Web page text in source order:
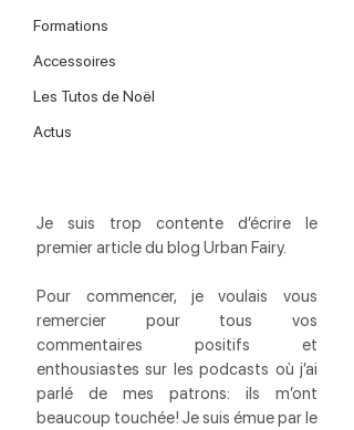
Formations
Accessoires
Les Tutos de Noël
Actus
Je suis trop contente d’écrire le
premier article du blog Urban Fairy.
Pour commencer, je voulais vous
remercier pour tous vos
commentaires positifs et
enthousiastes sur les podcasts où j’ai
parlé de mes patrons: ils m’ont
beaucoup touchée! Je suis émue par le